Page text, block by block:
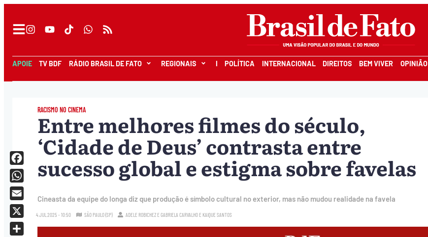
APOIE TV BDF RÁDIO BRASIL DE FATO REGIONAIS I POLÍTICA INTERNACIONAL DIREITOS BEM VIVER OPINIÃO
RACISMO NO CINEMA
Entre melhores filmes do século,
‘Cidade de Deus’ contrasta entre
sucesso global e estigma sobre favelas
Cineasta da equipe do longa diz que produção é símbolo cultural no exterior, mas não mudou realidade na favela
4.JUL.2025 - 10:50 SÃO PAULO (SP) ADELE ROBICHEZ EGABRIELA CARVALHO E KAIQUE SANTOS
Facebook
WhatsApp
Email
X